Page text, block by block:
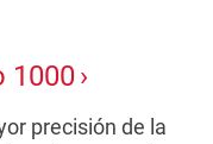
1000
precisión de la